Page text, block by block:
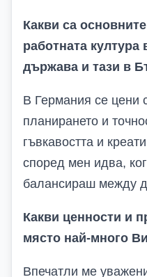
Какви са
работната
държава и тази в
В Германия се цени
планирането и
гъвкавостта и
според мен идва,
балансираш между
Какви ценности и
място най-много
Впечатли ме